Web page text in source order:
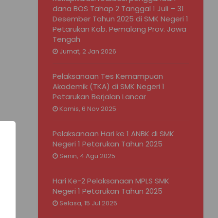
dana BOS Tahap 2 Tanggal 1 Juli – 31
Desember Tahun 2025 di SMK Negeri 1
Petarukan Kab. Pemalang Prov. Jawa
Tengah
Jumat, 2 Jan 2026
Pelaksanaan Tes Kemampuan
Akademik (TKA) di SMK Negeri 1
Petarukan Berjalan Lancar
Kamis, 6 Nov 2025
Pelaksanaan Hari ke 1 ANBK di SMK
Negeri 1 Petarukan Tahun 2025
Senin, 4 Agu 2025
Hari Ke-2 Pelaksanaan MPLS SMK
Negeri 1 Petarukan Tahun 2025
Selasa, 15 Jul 2025